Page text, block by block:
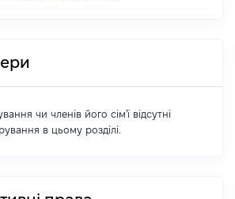
чи членів його сім'ї відсутні
в цьому розділі.